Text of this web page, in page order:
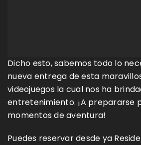
Dicho esto, sabemos todo lo
nueva entrega de esta
videojuegos la cual nos ha
entretenimiento. ¡A prepararse
momentos de aventura!
Puedes reservar desde ya